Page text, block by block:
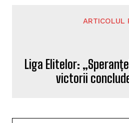
ARTICOLUL
Liga Elitelor: